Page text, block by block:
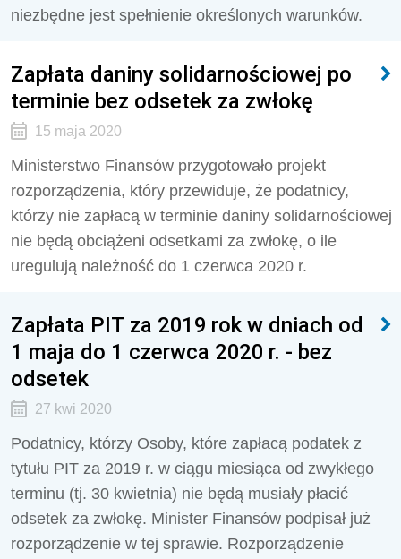
niezbędne jest spełnienie określonych warunków.
Zapłata daniny solidarnościowej po
terminie bez odsetek za zwłokę
15 maja 2020
Ministerstwo Finansów przygotowało projekt
rozporządzenia, który przewiduje, że podatnicy,
którzy nie zapłacą w terminie daniny solidarnościowej
nie będą obciążeni odsetkami za zwłokę, o ile
uregulują należność do 1 czerwca 2020 r.
Zapłata PIT za 2019 rok w dniach od
1 maja do 1 czerwca 2020 r. - bez
odsetek
27 kwi 2020
Podatnicy, którzy Osoby, które zapłacą podatek z
tytułu PIT za 2019 r. w ciągu miesiąca od zwykłego
terminu (tj. 30 kwietnia) nie będą musiały płacić
odsetek za zwłokę. Minister Finansów podpisał już
rozporządzenie w tej sprawie. Rozporządzenie